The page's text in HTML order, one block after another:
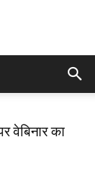
वेबिनार का